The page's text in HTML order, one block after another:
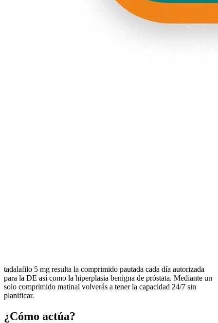
tadalafilo 5 mg resulta la comprimido pautada cada día autorizada
para la DE así como la hiperplasia benigna de próstata. Mediante un
solo comprimido matinal volverás a tener la capacidad 24/7 sin
planificar.
¿Cómo actúa?